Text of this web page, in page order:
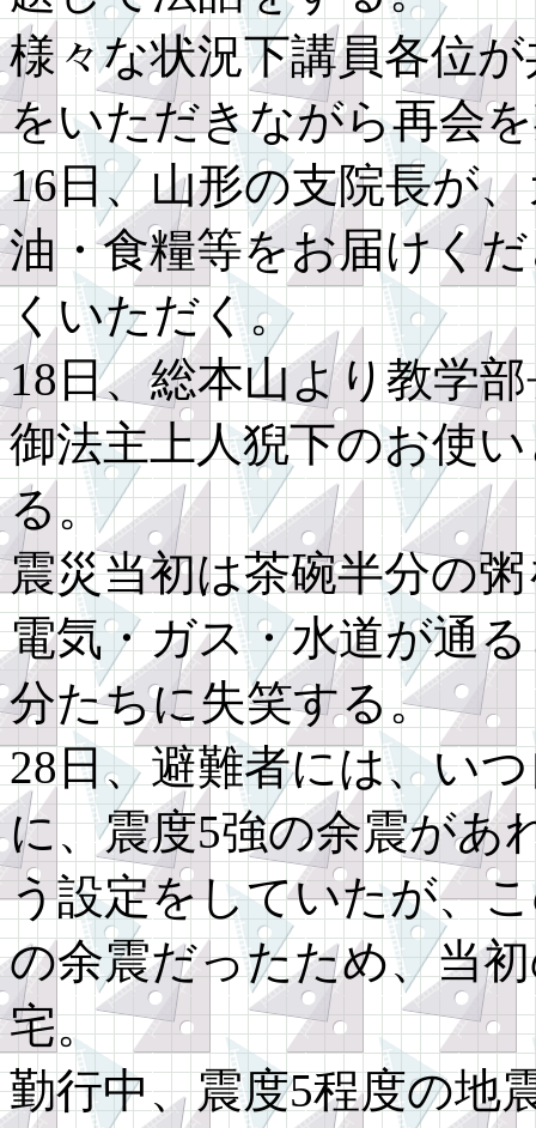
様々な状況下講員各位
をいただきながら再会
16日、山形の支院長が
油・食糧等をお届けく
くいただく。
18日、総本山より教学
御法主上人猊下のお使
る。
震災当初は茶碗半分の
電気・ガス・水道が通
分たちに失笑する。
28日、避難者には、い
に、震度5強の余震があ
う設定をしていたが、
の余震だったため、当
宅。
勤行中、震度5程度の地